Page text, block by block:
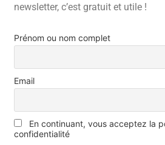
newsletter, c’est gratuit et utile !
Prénom ou nom complet
Email
En continuant, vous acceptez la
confidentialité